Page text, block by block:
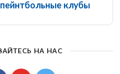
клубы
НА НАС